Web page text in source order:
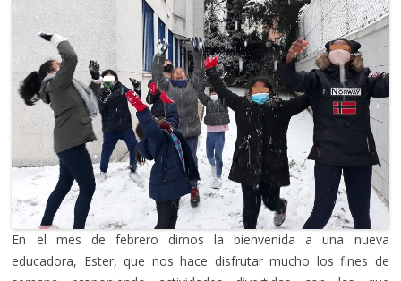
En el mes de febrero dimos la bienvenida a una nueva
educadora, Ester, que nos hace disfrutar mucho los fines de